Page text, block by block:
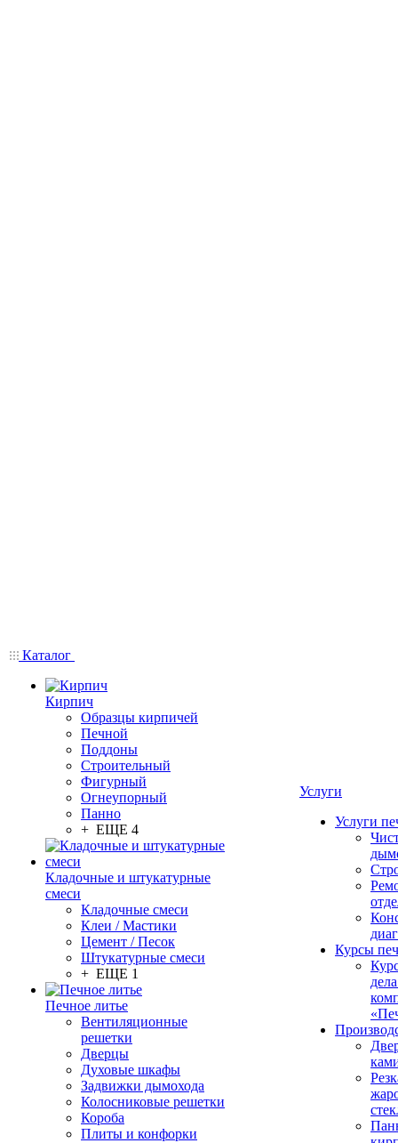
Каталог
Кирпич
Образцы кирпичей
Печной
Поддоны
Строительный
Фигурный
Огнеупорный
Панно
+ ЕЩЕ 4
Кладочные и штукатурные
смеси
Кладочные смеси
Клеи / Мастики
Цемент / Песок
Штукатурные смеси
+ ЕЩЕ 1
Печное литье
Вентиляционные
решетки
Дверцы
Духовые шкафы
Задвижки дымохода
Колосниковые решетки
Короба
Плиты и конфорки
Услуги
Услуги
Курсы